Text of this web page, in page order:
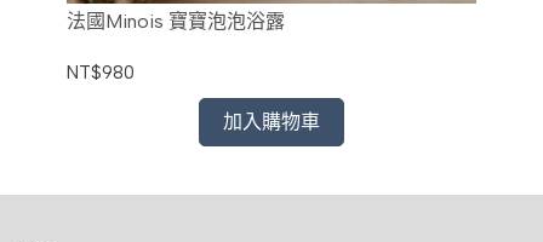
法國Minois 寶寶泡泡浴露
NT$980
加入購物車